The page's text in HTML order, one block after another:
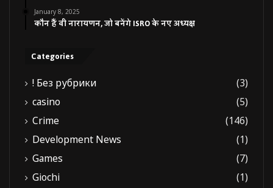
January 8, 2025
कौन हैं वी नारायणन, जो बनेंगे ISRO के नए अध्यक्ष
Categories
! Без рубрики
(3)
casino
(5)
Crime
(146)
Development News
(1)
Games
(7)
Giochi
(1)